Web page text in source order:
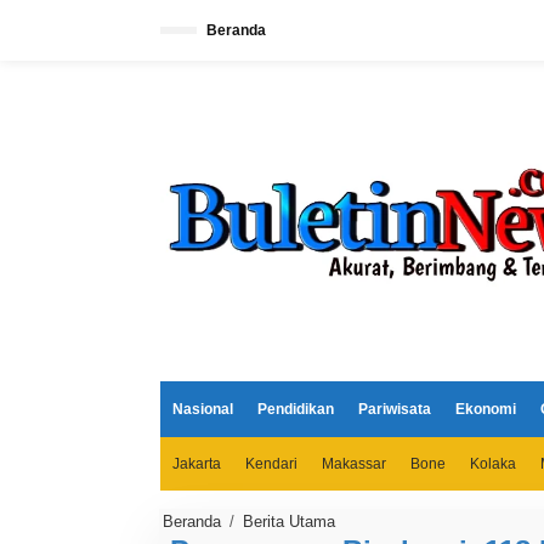
Beranda
Nasional Pendidikan Pariwisata Ekonomi
Jakarta Kendari Makassar Bone Kolaka
Beranda / Berita Utama